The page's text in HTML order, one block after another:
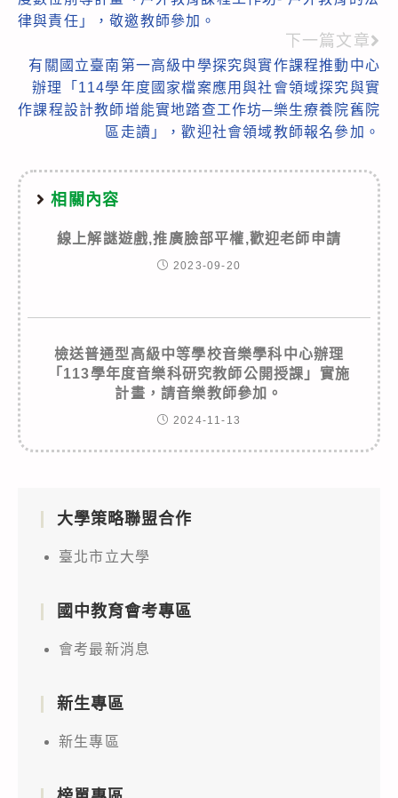
articles
律與責任」，敬邀教師參加。
下一篇文章
有關國立臺南第一高級中學探究與實作課程推動中心
辦理「114學年度國家檔案應用與社會領域探究與實
作課程設計教師增能實地踏查工作坊─樂生療養院舊院
區走讀」，歡迎社會領域教師報名參加。
相關內容
線上解謎遊戲,推廣臉部平權,歡迎老師申請
2023-09-20
檢送普通型高級中等學校音樂學科中心辦理
「113學年度音樂科研究教師公開授課」實施
計畫，請音樂教師參加。
2024-11-13
大學策略聯盟合作
臺北市立大學
國中教育會考專區
會考最新消息
新生專區
新生專區